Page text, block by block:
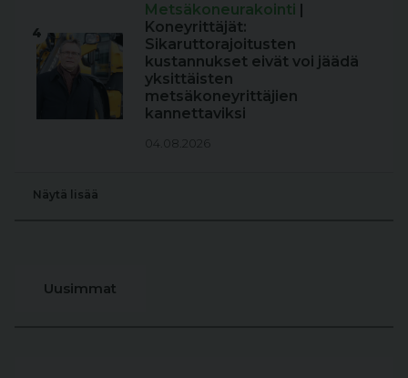
4
Metsäkoneurakointi |
Koneyrittäjät:
Sikaruttorajoitusten
kustannukset eivät voi jäädä
yksittäisten
metsäkoneyrittäjien
kannettaviksi
04.08.2026
Näytä lisää
Uusimmat